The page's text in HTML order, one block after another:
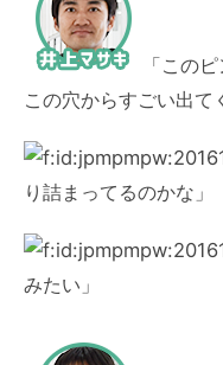
「この
この穴からすごい出て
り詰まってるのかな」
みたい」